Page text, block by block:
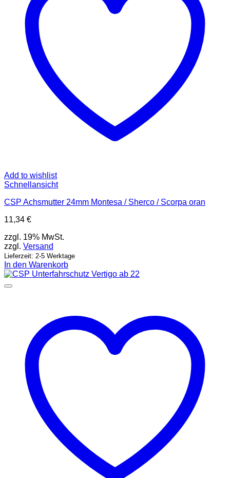
Add to wishlist
Schnellansicht
CSP Achsmutter 24mm Montesa / Sherco / Scorpa oran
11,34 €
zzgl. 19% MwSt.
zzgl. Versand
Lieferzeit: 2-5 Werktage
In den Warenkorb